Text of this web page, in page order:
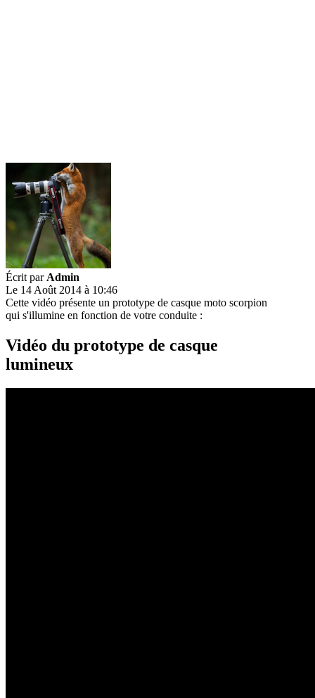
Écrit par Admin
Le 14 Août 2014 à 10:46
Cette vidéo présente un prototype de casque moto scorpion
qui s'illumine en fonction de votre conduite :
Vidéo du prototype de casque
lumineux